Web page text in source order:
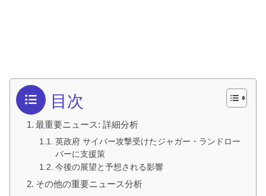
目次
最重要ニュース: 詳細分析
英政府 サイバー攻撃受けたジャガー・ランドロー
バーに支援策
今後の展望と予想される影響
その他の重要ニュース分析